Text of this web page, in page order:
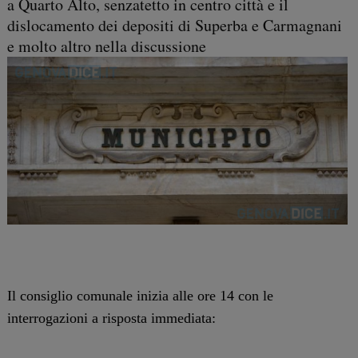
a Quarto Alto, senzatetto in centro città e il
dislocamento dei depositi di Superba e Carmagnani
e molto altro nella discussione
Il consiglio comunale inizia alle ore 14 con le
interrogazioni a risposta immediata: